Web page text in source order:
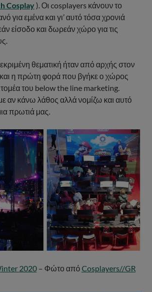
Cosplay). Οι cosplayers κάνουν το
για εμένα και γι’ αυτό τόσα χρονιά
είσοδο και δωρεάν χώρο για τις
θεματική ήταν από αρχής στον
η πρώτη φορά που βγήκε ο χώρος
του below the line marketing.
αν κάνω λάθος αλλά νομίζω και αυτό
πρωτιά μας.
2020– Φώτο από Cosplayers//GR